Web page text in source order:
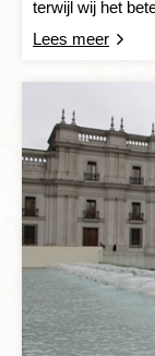
terwijl wij het
Lees meer